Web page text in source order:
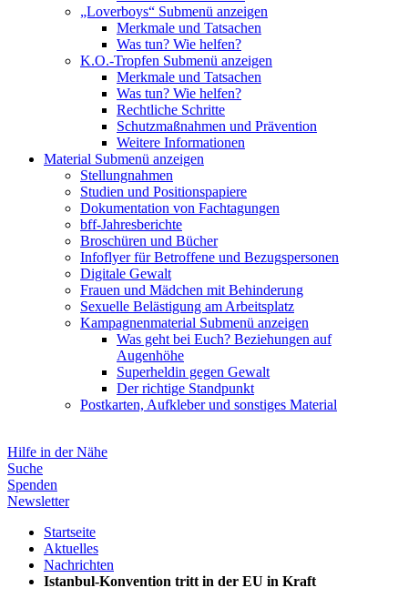
„Loverboys“ Submenü anzeigen
Merkmale und Tatsachen
Was tun? Wie helfen?
K.O.-Tropfen Submenü anzeigen
Merkmale und Tatsachen
Was tun? Wie helfen?
Rechtliche Schritte
Schutzmaßnahmen und Prävention
Weitere Informationen
Material Submenü anzeigen
Stellungnahmen
Studien und Positionspapiere
Dokumentation von Fachtagungen
bff-Jahresberichte
Broschüren und Bücher
Infoflyer für Betroffene und Bezugspersonen
Digitale Gewalt
Frauen und Mädchen mit Behinderung
Sexuelle Belästigung am Arbeitsplatz
Kampagnenmaterial Submenü anzeigen
Was geht bei Euch? Beziehungen auf
Augenhöhe
Superheldin gegen Gewalt
Der richtige Standpunkt
Postkarten, Aufkleber und sonstiges Material
Hilfe in der Nähe
Suche
Spenden
Newsletter
Startseite
Aktuelles
Nachrichten
Istanbul-Konvention tritt in der EU in Kraft